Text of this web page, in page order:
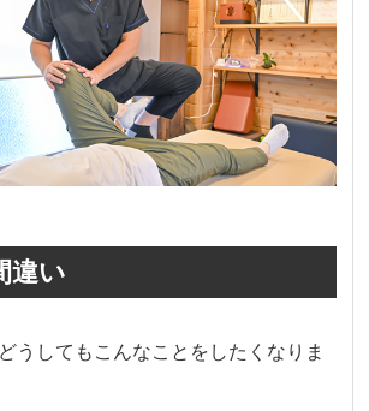
違い
うしてもこんなことをしたくなりま